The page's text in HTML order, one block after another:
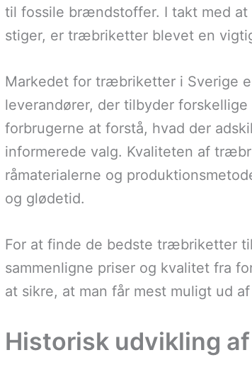
til fossile brændstoffer. I takt med
stiger, er træbriketter blevet en
Markedet for træbriketter i Sverige
leverandører, der tilbyder
forbrugerne at forstå, hvad der
informerede valg. Kvaliteten af
råmaterialerne og
og glødetid.
For at finde de bedste træbriketter
sammenligne priser og kvalitet fra
at sikre, at man får mest muligt ud
Historisk udvikling